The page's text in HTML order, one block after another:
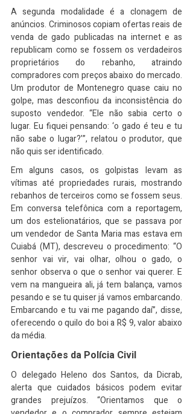
A segunda modalidade é a clonagem de
anúncios. Criminosos copiam ofertas reais de
venda de gado publicadas na internet e as
republicam como se fossem os verdadeiros
proprietários do rebanho, atraindo
compradores com preços abaixo do mercado.
Um produtor de Montenegro quase caiu no
golpe, mas desconfiou da inconsistência do
suposto vendedor. “Ele não sabia certo o
lugar. Eu fiquei pensando: ‘o gado é teu e tu
não sabe o lugar?’”, relatou o produtor, que
não quis ser identificado.
Em alguns casos, os golpistas levam as
vítimas até propriedades rurais, mostrando
rebanhos de terceiros como se fossem seus.
Em conversa telefônica com a reportagem,
um dos estelionatários, que se passava por
um vendedor de Santa Maria mas estava em
Cuiabá (MT), descreveu o procedimento: “O
senhor vai vir, vai olhar, olhou o gado, o
senhor observa o que o senhor vai querer. E
vem na mangueira ali, já tem balança, vamos
pesando e se tu quiser já vamos embarcando.
Embarcando e tu vai me pagando daí”, disse,
oferecendo o quilo do boi a R$ 9, valor abaixo
da média.
Orientações da Polícia Civil
O delegado Heleno dos Santos, da Dicrab,
alerta que cuidados básicos podem evitar
grandes prejuízos. “Orientamos que o